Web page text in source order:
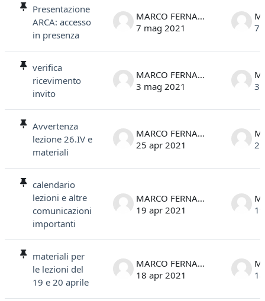
Presentazione
ARCA: accesso
in presenza
MARCO FERNANDELLI
7 mag 2021
7
verifica
ricevimento
invito
MARCO FERNANDELLI
3 mag 2021
3
Avvertenza
lezione 26.IV e
materiali
MARCO FERNANDELLI
25 apr 2021
calendario
lezioni e altre
comunicazioni
importanti
MARCO FERNANDELLI
19 apr 2021
materiali per
le lezioni del
19 e 20 aprile
MARCO FERNANDELLI
18 apr 2021